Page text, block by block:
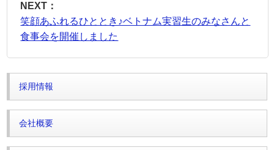
NEXT：
笑顔あふれるひととき♪ベトナム実習生のみなさんと
食事会を開催しました
採用情報
会社概要